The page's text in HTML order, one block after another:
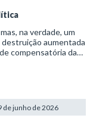
na verdade, um
aumentada
compensatória da
de junho de 2026